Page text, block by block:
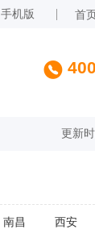
手机版 首
更新
南昌 西安